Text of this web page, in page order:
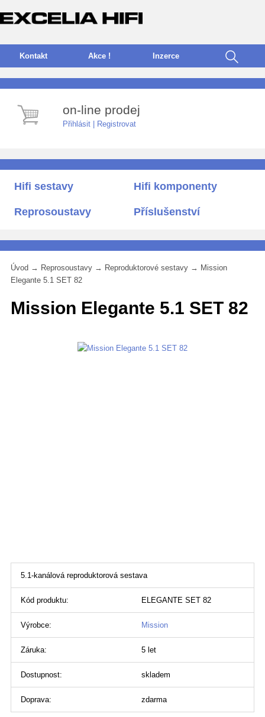
Kontakt Akce ! nzerce
on-line prodej
Přihlásit Registrovat
Hifi sestavy Hifi komponenty
Reprosoustavy Příslušenství
Úvod → Reprosoustavy → Reproduktorové sestavy → Mission
Elegante 5.1 SET 82
Mission Elegante 5.1 SET 82
5.1-kanálová reproduktorová sestava
Kód produktu: ELEGANTE SET 82
Výrobce: Mission
Záruka: 5 let
Dostupnost: skladem
Doprava: zdarma